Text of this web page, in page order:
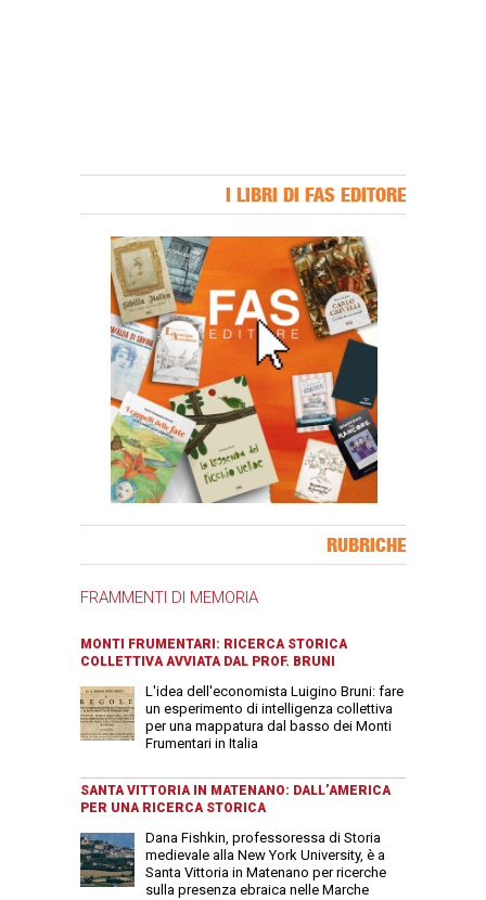
I LIBRI DI FAS EDITORE
RUBRICHE
FRAMMENTI DI MEMORIA
MONTI FRUMENTARI: RICERCA STORICA
COLLETTIVA AVVIATA DAL PROF. BRUNI
L'idea dell'economista Luigino Bruni: fare
un esperimento di intelligenza collettiva
per una mappatura dal basso dei Monti
Frumentari in Italia
SANTA VITTORIA IN MATENANO: DALL’AMERICA
PER UNA RICERCA STORICA
Dana Fishkin, professoressa di Storia
medievale alla New York University, è a
Santa Vittoria in Matenano per ricerche
sulla presenza ebraica nelle Marche